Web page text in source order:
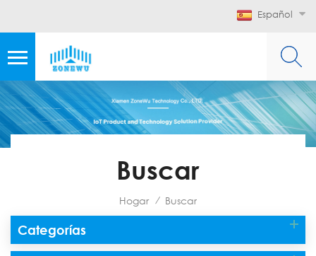
Español
Buscar
Hogar / Buscar
Categorías